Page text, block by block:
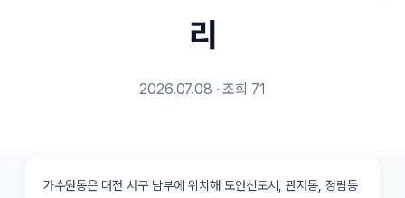
리
2026.07.08 · 조회 71
가수원동은 대전 서구 남부에 위치해 도안신도시, 관저동, 정림동